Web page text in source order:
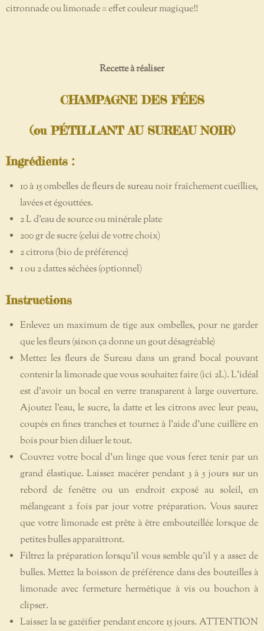
citronnade ou limonade = effet couleur magique!!
Recette à réaliser
CHAMPAGNE DES FÉES
(ou PÉTILLANT AU SUREAU NOIR)
Ingrédients :
10 à 15ombelles de fleurs de sureau noir fraîchement cueillies,
lavées et égouttées.
2Ld'eau de source ou minérale plate
200grde sucre (celui de votre choix)
2citrons (bio de préférence)
1 ou 2dattes séchées(optionnel)
Instructions
Enlevez un maximum de tige aux ombelles, pour ne garder
que les fleurs (sinon ça donne un gout désagréable)
Mettez les fleurs de Sureau dans un grand bocal pouvant
contenir la limonade que vous souhaitez faire (ici 2L). L'idéal
est d'avoir un bocal en verre transparent à large ouverture.
Ajoutez l'eau, le sucre, la datte et les citrons avec leur peau,
coupés en fines tranches et tournez à l'aide d'une cuillère en
bois pour bien diluer le tout.
Couvrez votre bocal d'un linge que vous ferez tenir par un
grand élastique. Laissez macérer pendant 3 à 5 jours sur un
rebord de fenêtre ou un endroit exposé au soleil, en
mélangeant 2 fois par jour votre préparation. Vous saurez
que votre limonade est prête à être embouteillée lorsque de
petites bulles apparaîtront.
Filtrez la préparation lorsqu’il vous semble qu'il y a assez de
bulles. Mettez la boisson de préférence dans des bouteilles à
limonade avec fermeture hermétique à vis ou bouchon à
clipser.
Laissez la se gazéifier pendant encore 15 jours. ATTENTION